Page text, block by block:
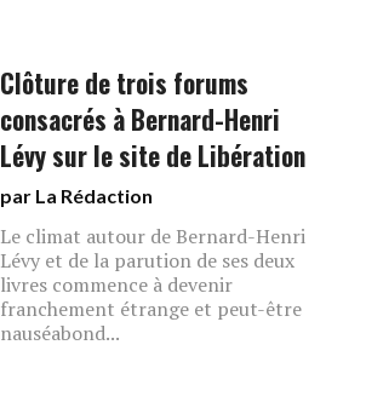
Clôture de trois forums
consacrés à Bernard-Henri
Lévy sur le site de Libération
par La Rédaction
Le climat autour de Bernard-Henri
Lévy et de la parution de ses deux
livres commence à devenir
franchement étrange et peut-être
nauséabond...